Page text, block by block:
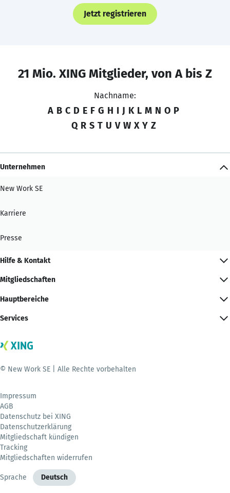
Jetzt registrieren
21 Mio. XING Mitglieder, von A bis Z
Nachname:
A B C D E F G H I J K L M N O P
Q R S T U V W X Y Z
Unternehmen
New Work SE
Karriere
Presse
Hilfe & Kontakt
Mitgliedschaften
Hauptbereiche
Services
© New Work SE | Alle Rechte vorbehalten
Impressum
AGB
Datenschutz bei XING
Datenschutzerklärung
Mitgliedschaft kündigen
Tracking
Mitgliedschaften widerrufen
Sprache Deutsch